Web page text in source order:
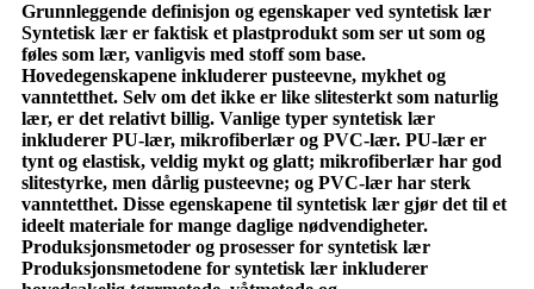
Grunnleggende definisjon og egenskaper ved syntetisk lær
Syntetisk lær er faktisk et plastprodukt som ser ut som og
føles som lær, vanligvis med stoff som base.
Hovedegenskapene inkluderer pusteevne, mykhet og
vanntetthet. Selv om det ikke er like slitesterkt som naturlig
lær, er det relativt billig. Vanlige typer syntetisk lær
inkluderer PU-lær, mikrofiberlær og PVC-lær. PU-lær er
tynt og elastisk, veldig mykt og glatt; mikrofiberlær har god
slitestyrke, men dårlig pusteevne; og PVC-lær har sterk
vanntetthet. Disse egenskapene til syntetisk lær gjør det til et
ideelt materiale for mange daglige nødvendigheter.
Produksjonsmetoder og prosesser for syntetisk lær
Produksjonsmetodene for syntetisk lær inkluderer